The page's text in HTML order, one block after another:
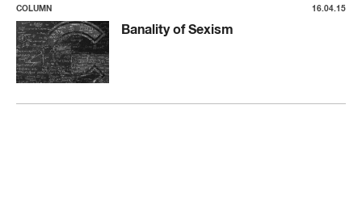
COLUMN 16.04.15
Banality of Sexism